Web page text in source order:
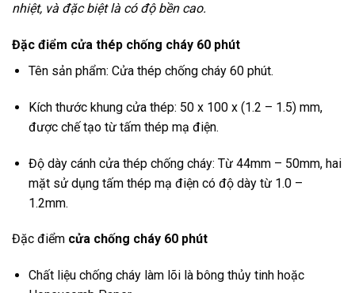
nhiệt, và đặc biệt là có độ bền cao.
Đặc điểm cửa thép chống cháy 60 phút
Tên sản phẩm: Cửa thép chống cháy 60 phút.
Kích thước khung cửa thép: 50 x 100 x (1.2 – 1.5) mm,
được chế tạo từ tấm thép mạ điện.
Độ dày cánh cửa thép chống cháy: Từ 44mm – 50mm, hai
mặt sử dụng tấm thép mạ điện có độ dày từ 1.0 –
1.2mm.
Đặc điểm cửa chống cháy 60 phút
Chất liệu chống cháy làm lõi là bông thủy tinh hoặc